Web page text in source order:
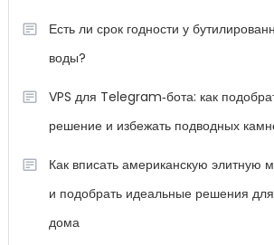
Есть ли срок годности у
воды?
VPS для Telegram‑бота: как
решение и избежать подводных
Как вписать американскую элитную
и подобрать идеальные решения
дома